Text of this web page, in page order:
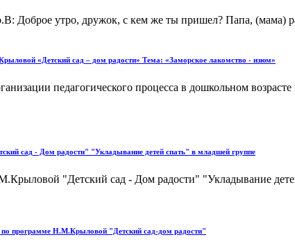
Доброе утро, дружок, с кем же ты пришел? Папа, (мама)
«Детский сад – дом радости» Тема: «Заморское лакомство - изюм»
педагогического процесса в дошкольном
сад - Дом радости" "Укладывание детей спать" в младшей группе
"Детский сад - Дом радости" "Укладывание
по программе Н.М.Крыловой "Детский сад-дом радости"